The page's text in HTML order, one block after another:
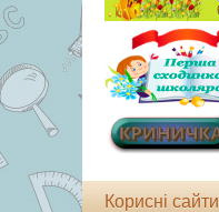
Корисні сайти